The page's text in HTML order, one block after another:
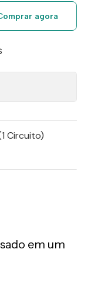
agora
Circuito)
em um